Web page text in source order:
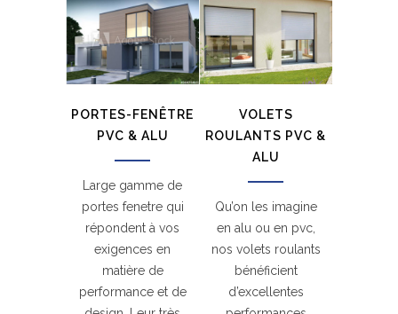
PORTES-FENÊTRE
PVC & ALU
Large gamme de
portes fenetre qui
répondent à vos
exigences en
matière de
performance et de
VOLETS
ROULANTS PVC &
ALU
Qu’on les imagine
en alu ou en pvc,
nos volets roulants
bénéficient
d’excellentes